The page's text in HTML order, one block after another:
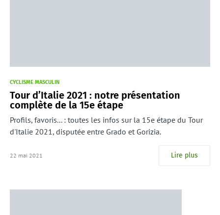
CYCLISME MASCULIN
Tour d’Italie 2021 : notre présentation
complète de la 15e étape
Profils, favoris... : toutes les infos sur la 15e étape du Tour
d'Italie 2021, disputée entre Grado et Gorizia.
22 mai 2021 Lire plus